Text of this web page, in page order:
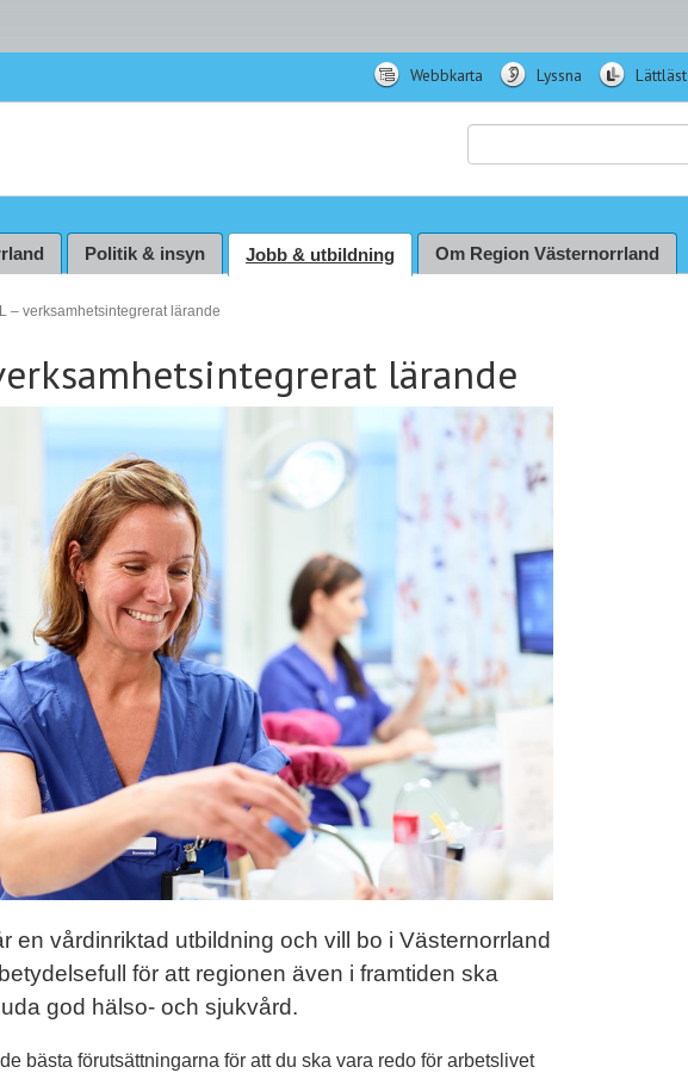
Webbkarta Lyssna Lättläst
Politik & insyn Jobb & utbildning Om Region Västernorrland
– verksamhetsintegrerat lärande
lärande
en vårdinriktad utbildning och vill bo i Västernorrland
för att regionen även i framtiden ska
god hälso- och sjukvård.
bästa förutsättningarna för att du ska vara redo för arbetslivet